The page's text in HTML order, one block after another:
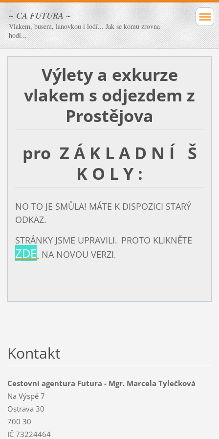
~ CA FUTURA ~
Vlakem, busem, lanovkou i lodí... Jak se komu zrovna
hodí...
Výlety a exkurze
vlakem s odjezdem z
Prostějova
pro Z Á K L A D N Í Š
K O L Y :
NO TO JE SMŮLA! MÁTE K DISPOZICI STARÝ
ODKAZ.
STRÁNKY JSME UPRAVILI. PROTO KLIKNĚTE
ZDE NA NOVOU VERZI.
Kontakt
Cestovní agentura Futura - Mgr. Marcela Tylečková
Na Výspě 7
Ostrava 30
700 30
IČ 73224464